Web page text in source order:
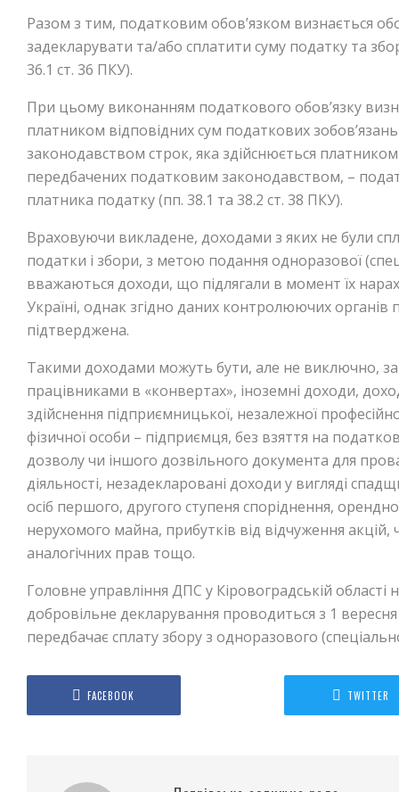
Разом з тим, податковим обов’язком визнається
задекларувати та/або сплатити суму податку та
36.1 ст. 36 ПКУ).
При цьому виконанням податкового обов’язку
платником відповідних сум податкових
законодавством строк, яка здійснюється
передбачених податковим законодавством, –
платника податку (пп. 38.1 та 38.2 ст. 38 ПКУ).
Враховуючи викладене, доходами з яких не були
податки і збори, з метою подання одноразової
вважаються доходи, що підлягали в момент їх
Україні, однак згідно даних контролюючих органів
підтверджена.
Такими доходами можуть бути, але не виключно,
працівниками в «конвертах», іноземні доходи,
здійснення підприємницької, незалежної
фізичної особи – підприємця, без взяття на
дозволу чи іншого дозвільного документа для
діяльності, незадекларовані доходи у вигляді
осіб першого, другого ступеня споріднення,
нерухомого майна, прибутків від відчуження
аналогічних прав тощо.
Головне управління ДПС у Кіровоградській області
добровільне декларування проводиться з 1
передбачає сплату збору з одноразового
FACEBOOK TWITTER